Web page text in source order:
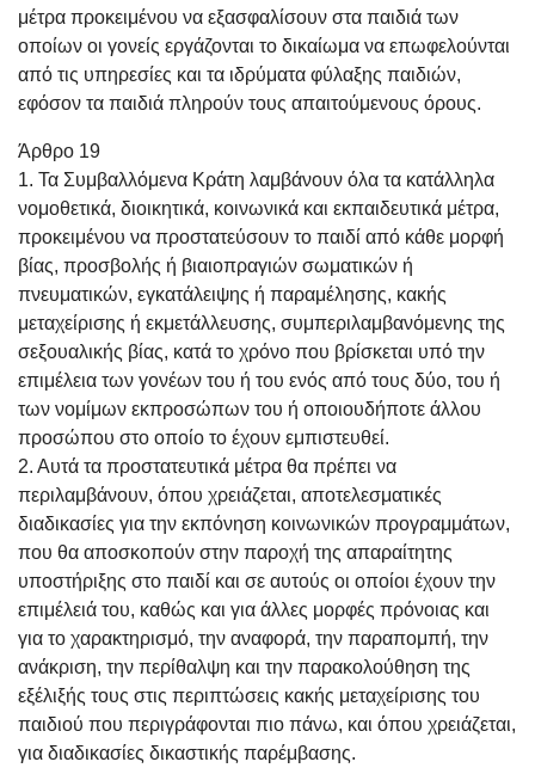
μέτρα προκειμένου να εξασφαλίσουν στα παιδιά των
οποίων οι γονείς εργάζονται το δικαίωμα να επωφελούνται
από τις υπηρεσίες και τα ιδρύματα φύλαξης παιδιών,
εφόσον τα παιδιά πληρούν τους απαιτούμενους όρους.
Άρθρο 19
1. Τα Συμβαλλόμενα Κράτη λαμβάνουν όλα τα κατάλληλα
νομοθετικά, διοικητικά, κοινωνικά και εκπαιδευτικά μέτρα,
προκειμένου να προστατεύσουν το παιδί από κάθε μορφή
βίας, προσβολής ή βιαιοπραγιών σωματικών ή
πνευματικών, εγκατάλειψης ή παραμέλησης, κακής
μεταχείρισης ή εκμετάλλευσης, συμπεριλαμβανόμενης της
σεξουαλικής βίας, κατά το χρόνο που βρίσκεται υπό την
επιμέλεια των γονέων του ή του ενός από τους δύο, του ή
των νομίμων εκπροσώπων του ή οποιουδήποτε άλλου
προσώπου στο οποίο το έχουν εμπιστευθεί.
2. Αυτά τα προστατευτικά μέτρα θα πρέπει να
περιλαμβάνουν, όπου χρειάζεται, αποτελεσματικές
διαδικασίες για την εκπόνηση κοινωνικών προγραμμάτων,
που θα αποσκοπούν στην παροχή της απαραίτητης
υποστήριξης στο παιδί και σε αυτούς οι οποίοι έχουν την
επιμέλειά του, καθώς και για άλλες μορφές πρόνοιας και
για το χαρακτηρισμό, την αναφορά, την παραπομπή, την
ανάκριση, την περίθαλψη και την παρακολούθηση της
εξέλιξής τους στις περιπτώσεις κακής μεταχείρισης του
παιδιού που περιγράφονται πιο πάνω, και όπου χρειάζεται,
για διαδικασίες δικαστικής παρέμβασης.